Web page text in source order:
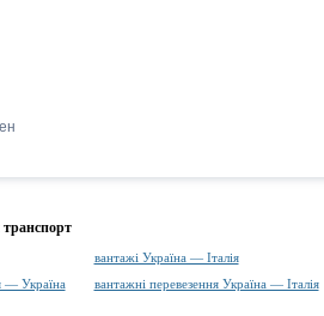
транспорт
вантажі Україна — Італія
— Україна
вантажні перевезення Україна — Італія